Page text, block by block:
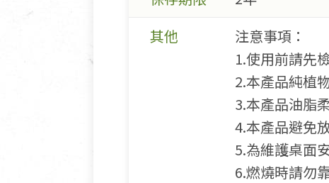
其他
注意事項：
1.使用前請先
2.本產品純植
3.本產品油脂
4.本產品避免
5.為維護桌面
6.燃燒時請勿